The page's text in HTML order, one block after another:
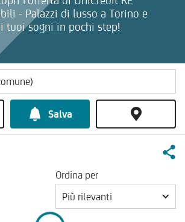
- Palazzi di lusso a Torino e
tuoi sogni in pochi step!
Salva
Ordina per
Più rilevanti